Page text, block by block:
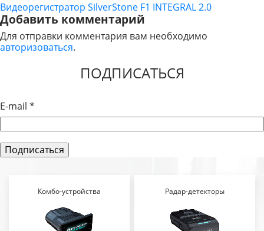
НАВИГАЦИЯ
ПО
ЗАПИСЯМ
Видеорегистратор SilverStone F1 INTEGRAL 2.0
Добавить комментарий
Для отправки комментария вам необходимо
авторизоваться.
ПОДПИСАТЬСЯ
E-mail *
Комбо-устройства Радар-детекторы